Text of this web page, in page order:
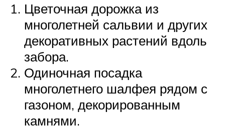
Цветочная дорожка из
многолетней сальвии и других
декоративных растений вдоль
забора.
Одиночная посадка
многолетнего шалфея рядом с
газоном, декорированным
камнями.